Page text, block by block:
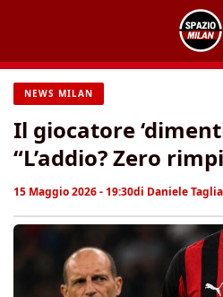
contenuto
NEWS MILAN
Il giocatore
“L’addio? Zero
15 Maggio 2026 - 19:30di Daniele